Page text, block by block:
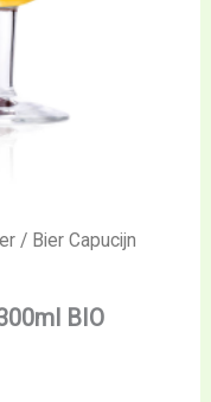
/ Bier Capucijn
BIO